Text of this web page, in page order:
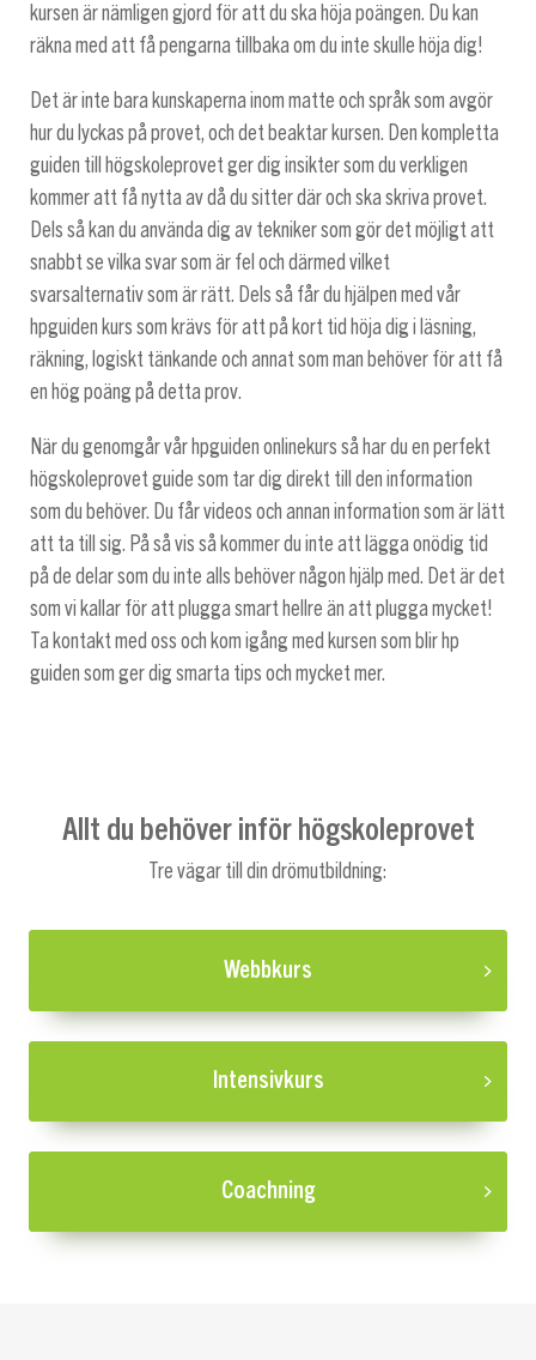
kursen är nämligen gjord för att du ska höja poängen. Du kan
räkna med att få pengarna tillbaka om du inte skulle höja dig!
Det är inte bara kunskaperna inom matte och språk som avgör
hur du lyckas på provet, och det beaktar kursen. Den kompletta
guiden till högskoleprovet ger dig insikter som du verkligen
kommer att få nytta av då du sitter där och ska skriva provet.
Dels så kan du använda dig av tekniker som gör det möjligt att
snabbt se vilka svar som är fel och därmed vilket
svarsalternativ som är rätt. Dels så får du hjälpen med vår
hpguiden kurs som krävs för att på kort tid höja dig i läsning,
räkning, logiskt tänkande och annat som man behöver för att få
en hög poäng på detta prov.
När du genomgår vår hpguiden onlinekurs så har du en perfekt
högskoleprovet guide som tar dig direkt till den information
som du behöver. Du får videos och annan information som är lätt
att ta till sig. På så vis så kommer du inte att lägga onödig tid
på de delar som du inte alls behöver någon hjälp med. Det är det
som vi kallar för att plugga smart hellre än att plugga mycket!
Ta kontakt med oss och kom igång med kursen som blir hp
guiden som ger dig smarta tips och mycket mer.
Allt du behöver inför högskoleprovet
Tre vägar till din drömutbildning:
Webbkurs
Intensivkurs
Coachning